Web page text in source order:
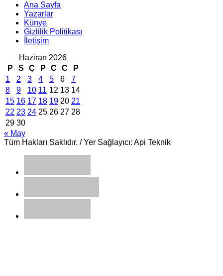
Ana Sayfa
Yazarlar
Künye
Gizlilik Politikası
İletişim
Haziran 2026
P
S Ç P C C
P
1
2 3 4 5 6
7
8
9 10 11 12 13 14
15 16 17 18 19 20 21
22 23 24 25 26 27 28
29 30
« May
Tüm Hakları Saklıdır. / Yer Sağlayıcı: Api Teknik